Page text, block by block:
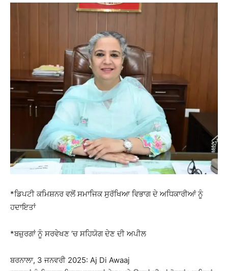
*ਡਿਪਟੀ ਕਮਿਸ਼ਨਰ ਵਲੋਂ ਸਮਾਜਿਕ ਸੁਰੱਖਿਆ ਵਿਭਾਗ ਦੇ ਅਧਿਕਾਰੀਆਂ ਨੂੰ
ਹਦਾਇਤਾਂ
*ਬਜ਼ੁਰਗਾਂ ਨੂੰ ਸਰਵੇਖਣ ‘ਚ ਸਹਿਯੋਗ ਦੇਣ ਦੀ ਅਪੀਲ
ਬਰਨਾਲਾ, 3 ਜਨਵਰੀ 2025: Aj Di Awaaj